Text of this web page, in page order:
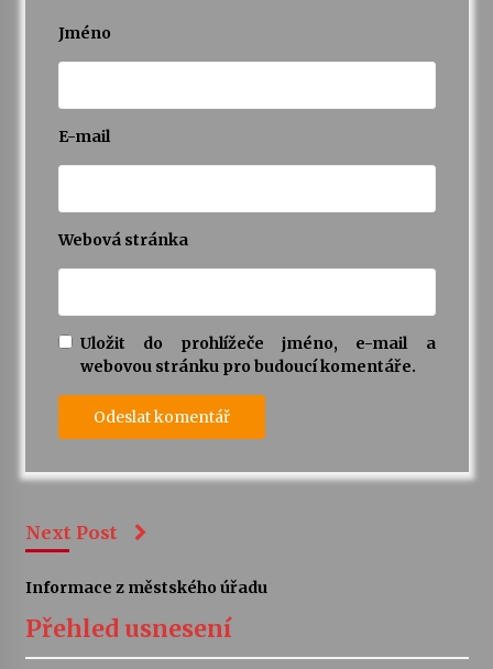
Jméno
E-mail
Webová stránka
Uložit do prohlížeče jméno, e-mail a
webovou stránku pro budoucí komentáře.
Next Post
Informace z městského úřadu
Přehled usnesení